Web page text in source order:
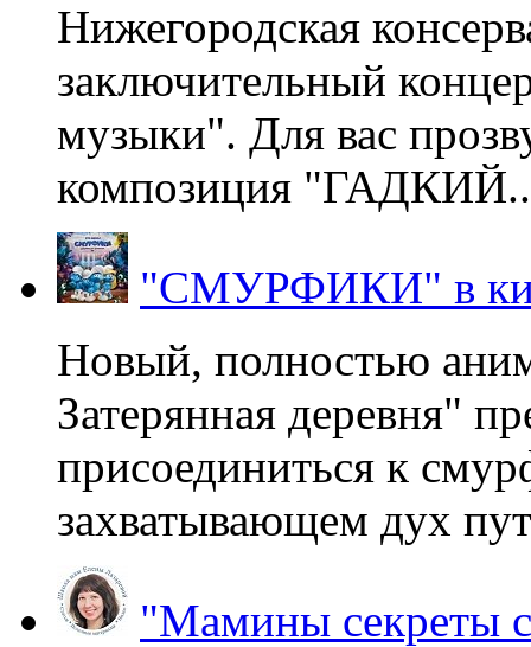
Нижегородская
заключительный
музыки". Для вас
композиция
"СМУРФИКИ" в
Новый, полностью
Затерянная деревня"
присоединиться к
захватывающем дух
"Мамины секреты